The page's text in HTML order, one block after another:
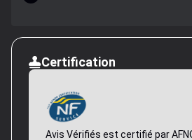
Certification
Avis Vérifiés est certifié par